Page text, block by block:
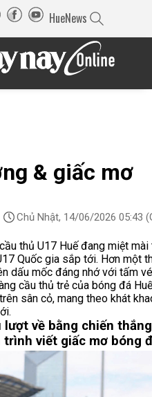
HueNews
& giấc mơ
Chủ Nhật, 14/06/2026 05:43
thủ U17 Huế đang miệt mài
Quốc gia sắp tới. Hơn một
dấu mốc đáng nhớ với tấm
cầu thủ trẻ của bóng đá
sân cỏ, mang theo khát
lượt về bằng chiến
trình viết giấc mơ bóng